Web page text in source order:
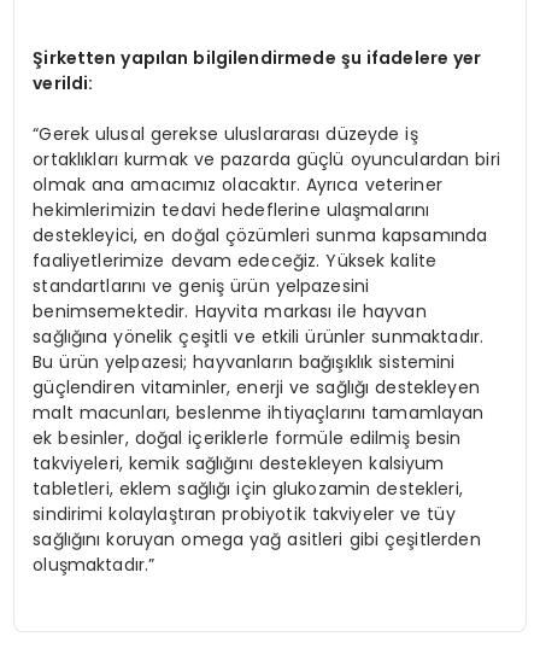
Şirketten yapılan bilgilendirmede şu ifadelere yer
verildi:
“Gerek ulusal gerekse uluslararası düzeyde iş
ortaklıkları kurmak ve pazarda güçlü oyunculardan biri
olmak ana amacımız olacaktır. Ayrıca veteriner
hekimlerimizin tedavi hedeflerine ulaşmalarını
destekleyici, en doğal çözümleri sunma kapsamında
faaliyetlerimize devam edeceğiz. Yüksek kalite
standartlarını ve geniş ürün yelpazesini
benimsemektedir. Hayvita markası ile hayvan
sağlığına yönelik çeşitli ve etkili ürünler sunmaktadır.
Bu ürün yelpazesi; hayvanların bağışıklık sistemini
güçlendiren vitaminler, enerji ve sağlığı destekleyen
malt macunları, beslenme ihtiyaçlarını tamamlayan
ek besinler, doğal içeriklerle formüle edilmiş besin
takviyeleri, kemik sağlığını destekleyen kalsiyum
tabletleri, eklem sağlığı için glukozamin destekleri,
sindirimi kolaylaştıran probiyotik takviyeler ve tüy
sağlığını koruyan omega yağ asitleri gibi çeşitlerden
oluşmaktadır.”